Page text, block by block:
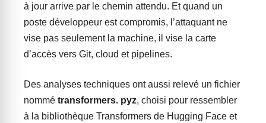
à jour arrive par le chemin attendu. Et quand un
poste développeur est compromis, l’attaquant ne
vise pas seulement la machine, il vise la carte
d’accès vers Git, cloud et pipelines.
Des analyses techniques ont aussi relevé un fichier
nommé transformers. pyz, choisi pour ressembler
à la bibliothèque Transformers de Hugging Face et